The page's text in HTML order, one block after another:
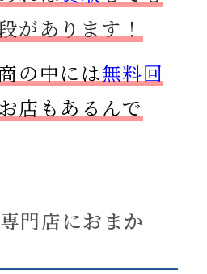
があります！
の中には無料回
店もあるんで
門店におまか